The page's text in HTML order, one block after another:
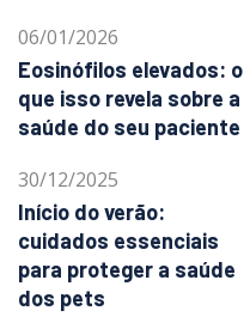
06/01/2026
Eosinófilos elevados: o
que isso revela sobre a
saúde do seu paciente
30/12/2025
Início do verão:
cuidados essenciais
para proteger a saúde
dos pets